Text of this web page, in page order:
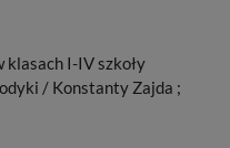
I-IV szkoły
/ Konstanty Zajda ;